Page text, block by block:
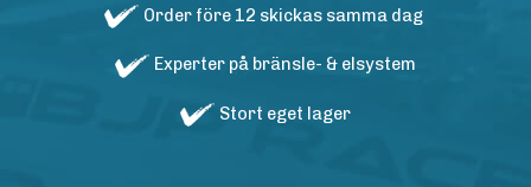
Order före 12 skickas samma dag
Experter på bränsle- & elsystem
Stort eget lager